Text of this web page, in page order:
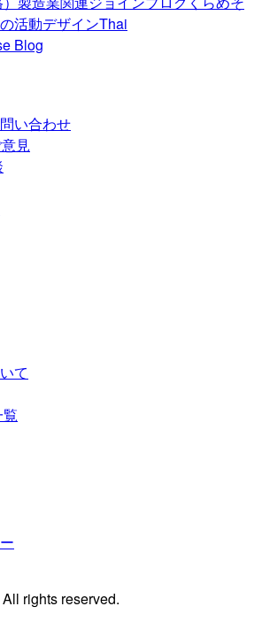
活動デザインThai
Blog
い合わせ
見
て
rights reserved.